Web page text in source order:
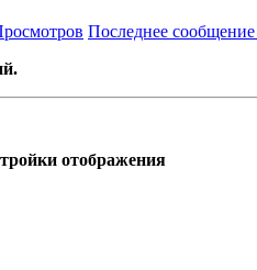
Последнее сообщение
отображения